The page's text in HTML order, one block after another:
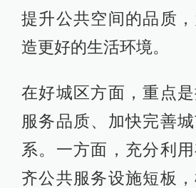
提升公共空间的品质
造更好的生活环境。
在好城区方面，重点
服务品质、加快完善
系。一方面，充分利
齐公共服务设施短板